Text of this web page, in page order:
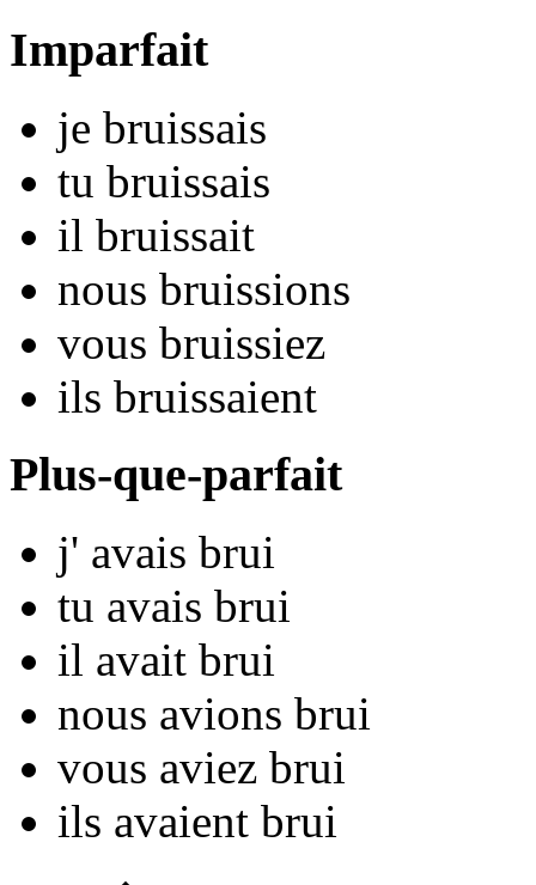
Imparfait
je bruissais
tu bruissais
il bruissait
nous bruissions
vous bruissiez
ils bruissaient
Plus-que-parfait
j' avais brui
tu avais brui
il avait brui
nous avions brui
vous aviez brui
ils avaient brui